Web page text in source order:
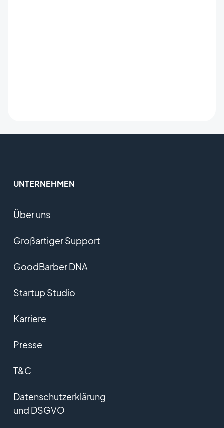
UNTERNEHMEN
Über uns
Großartiger Support
GoodBarber DNA
Startup Studio
Karriere
Presse
T&C
Datenschutzerklärung
und DSGVO